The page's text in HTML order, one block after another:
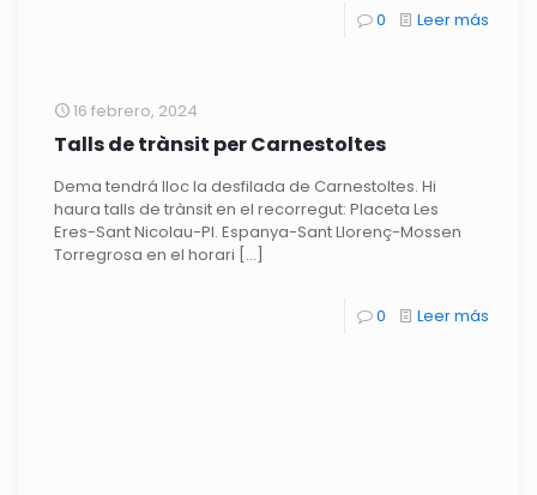
0 Leer más
16 febrero, 2024
Talls de trànsit per Carnestoltes
Dema tendrá lloc la desfilada de Carnestoltes. Hi
haura talls de trànsit en el recorregut: Placeta Les
Eres-Sant Nicolau-Pl. Espanya-Sant Llorenç-Mossen
Torregrosa en el horari […]
0 Leer más